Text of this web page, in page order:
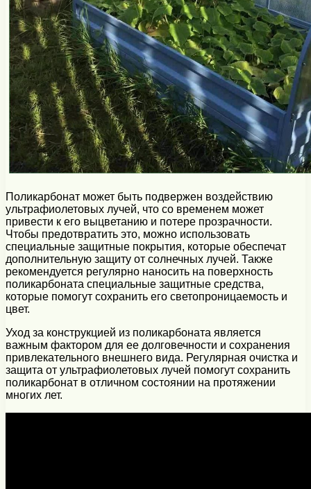
Поликарбонат может быть подвержен воздействию
ультрафиолетовых лучей, что со временем может
привести к его выцветанию и потере прозрачности.
Чтобы предотвратить это, можно использовать
специальные защитные покрытия, которые обеспечат
дополнительную защиту от солнечных лучей. Также
рекомендуется регулярно наносить на поверхность
поликарбоната специальные защитные средства,
которые помогут сохранить его светопроницаемость и
цвет.
Уход за конструкцией из поликарбоната является
важным фактором для ее долговечности и сохранения
привлекательного внешнего вида. Регулярная очистка и
защита от ультрафиолетовых лучей помогут сохранить
поликарбонат в отличном состоянии на протяжении
многих лет.